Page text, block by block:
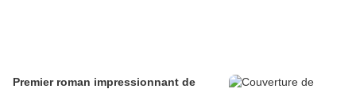
Premier roman impressionnant de